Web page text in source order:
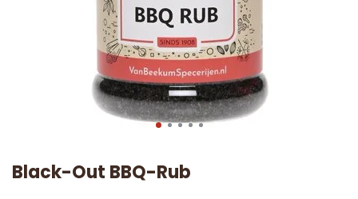
Black-Out BBQ-Rub